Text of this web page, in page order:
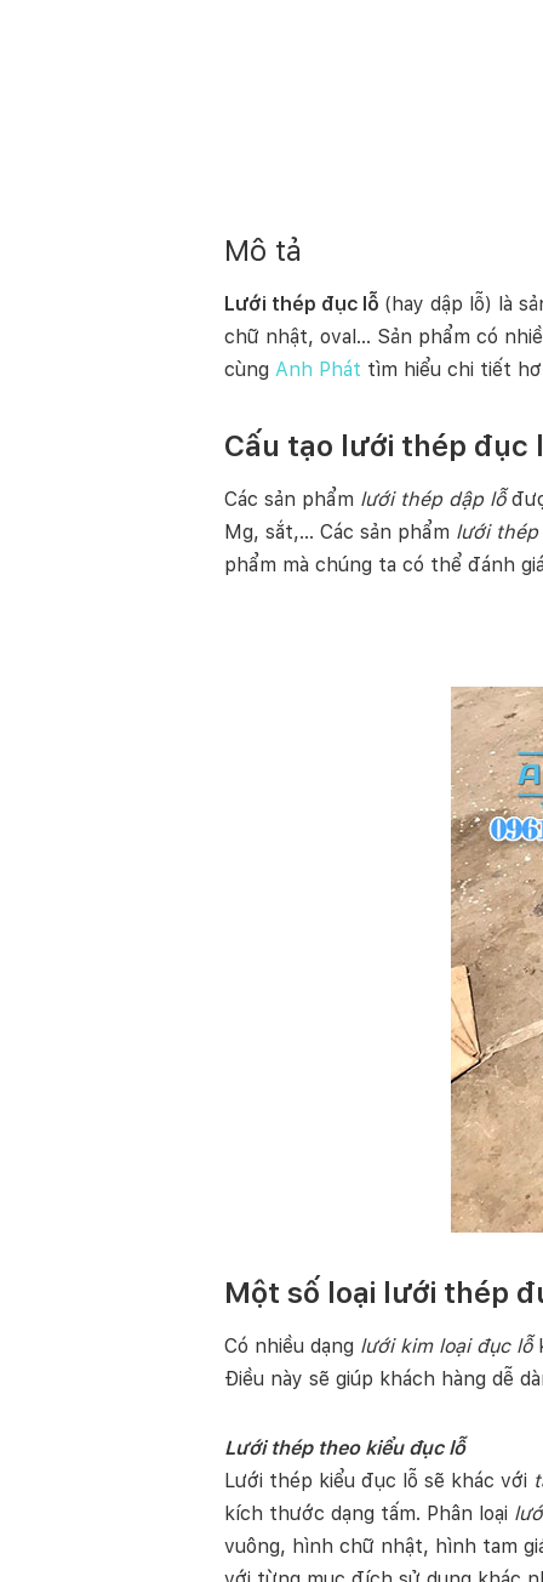
Mô tả
Lưới thép đục lỗ (hay dập lỗ) là
chữ nhật, oval… Sản phẩm có
cùng Anh Phát tìm hiểu chi tiết
Cấu tạo lưới thép đục
Các sản phẩm lưới thép dập lỗ
Mg, sắt,… Các sản phẩm lưới thép
phẩm mà chúng ta có thể đánh
Một số loại lưới thép
Có nhiều dạng lưới kim loại đục lỗ
Điều này sẽ giúp khách hàng dễ
Lưới thép theo kiểu đục lỗ
Lưới thép kiểu đục lỗ sẽ khác với
kích thước dạng tấm. Phân loại
vuông, hình chữ nhật, hình tam